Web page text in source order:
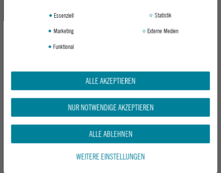
VERSAND
GEPRÜFTE SICHERHEIT
Essenziell
Statistik
Marketing
Externe Medien
Funktional
ALLE AKZEPTIEREN
NUR NOTWENDIGE AKZEPTIEREN
ALLE ABLEHNEN
WEITERE EINSTELLUNGEN